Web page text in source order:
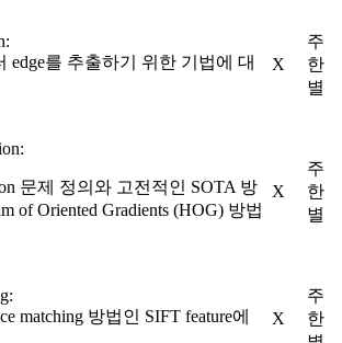
edge를 추출하기 위한 기법에 대
X
주
한
별
문제 정의와 고전적인 SOTA 방
of Oriented Gradients (HOG) 방법
X
주
한
별
matching 방법인 SIFT feature에
X
주
한